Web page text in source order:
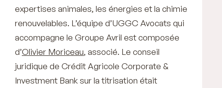
expertises animales, les énergies et la chimie
renouvelables. L’équipe d’UGGC Avocats qui
accompagne le Groupe Avril est composée
d’Olivier Moriceau, associé. Le conseil
juridique de Crédit Agricole Corporate &
Investment Bank sur la titrisation était